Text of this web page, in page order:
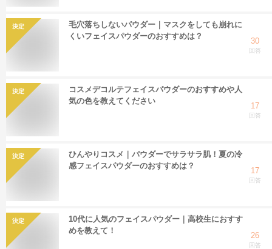
決定
毛穴落ちしないパウダー｜マスクをしても崩れに
くいフェイスパウダーのおすすめは？
30
回答
決定
コスメデコルテフェイスパウダーのおすすめや人
気の色を教えてください
17
回答
決定
ひんやりコスメ｜パウダーでサラサラ肌！夏の冷
感フェイスパウダーのおすすめは？
17
回答
決定
10代に人気のフェイスパウダー｜高校生におすす
めを教えて！
26
回答